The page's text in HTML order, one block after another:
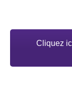
Cliquez